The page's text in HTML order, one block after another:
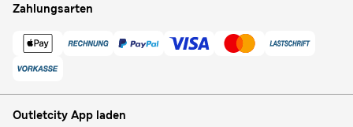
Zahlungsarten
Outletcity App laden